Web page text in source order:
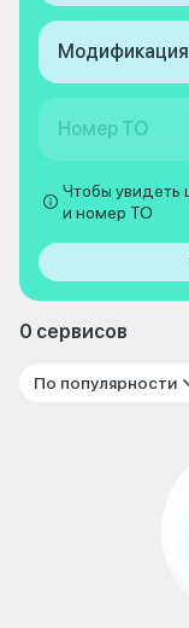
Модификация
Номер ТО
Чтобы увидеть
и номер ТО
0 сервисов
По популярности